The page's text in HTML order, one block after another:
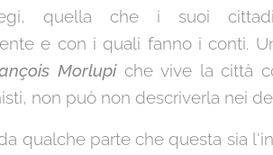
quella che i suoi
e con i quali fanno i conti.
Morlupi che vive la città
non può non descriverla nei
qualche parte che questa sia